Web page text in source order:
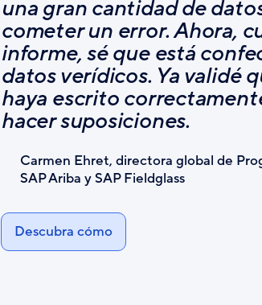
una gran cantidad de
cometer un error. Ahora,
informe, sé que está
datos verídicos. Ya validé
haya escrito
hacer suposiciones.
Carmen Ehret, directora global de
SAP Ariba y SAP Fieldglass
Descubra cómo